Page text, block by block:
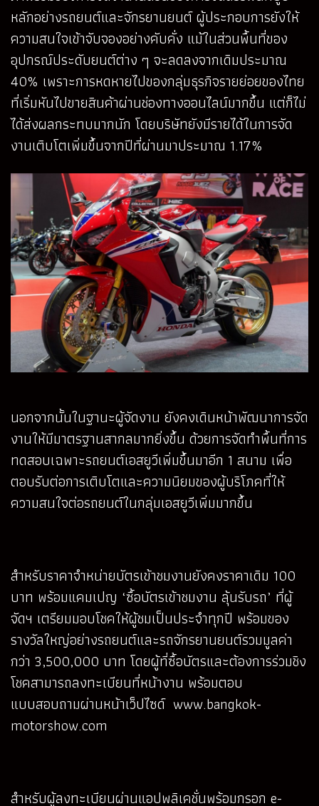
หลักอย่างรถยนต์และจักรยานยนต์ ผู้ประกอบการยังให้
ความสนใจเข้าจับจองอย่างคับคั่ง แม้ในส่วนพื้นที่ของ
อุปกรณ์ประดับยนต์ต่าง ๆ จะลดลงจากเดิมประมาณ
40% เพราะการหดหายไปของกลุ่มธุรกิจรายย่อยของไทย
ที่เริ่มหันไปขายสินค้าผ่านช่องทางออนไลน์มากขึ้น แต่ก็ไม่
ได้ส่งผลกระทบมากนัก โดยบริษัทยังมีรายได้ในการจัด
งานเติบโตเพิ่มขึ้นจากปีที่ผ่านมาประมาณ 1.17%
นอกจากนั้นในฐานะผู้จัดงาน ยังคงเดินหน้าพัฒนาการจัด
งานให้มีมาตรฐานสากลมากยิ่งขึ้น ด้วยการจัดทำพื้นที่การ
ทดสอบเฉพาะรถยนต์เอสยูวีเพิ่มขึ้นมาอีก 1 สนาม เพื่อ
ตอบรับต่อการเติบโตและความนิยมของผู้บริโภคที่ให้
ความสนใจต่อรถยนต์ในกลุ่มเอสยูวีเพิ่มมากขึ้น
สำหรับราคาจำหน่ายบัตรเข้าชมงานยังคงราคาเดิม 100
บาท พร้อมแคมเปญ ‘ซื้อบัตรเข้าชมงาน ลุ้นรับรถ’ ที่ผู้
จัดฯ เตรียมมอบโชคให้ผู้ชมเป็นประจำทุกปี พร้อมของ
รางวัลใหญ่อย่างรถยนต์และรถจักรยานยนต์รวมมูลค่า
กว่า 3,500,000 บาท โดยผู้ที่ซื้อบัตรและต้องการร่วมชิง
โชคสามารถลงทะเบียนที่หน้างาน พร้อมตอบ
แบบสอบถามผ่านหน้าเว็ปไซด์ www.bangkok-
motorshow.com
สำหรับผู้ลงทะเบียนผ่านแอปพลิเคชั่นพร้อมกรอก e-